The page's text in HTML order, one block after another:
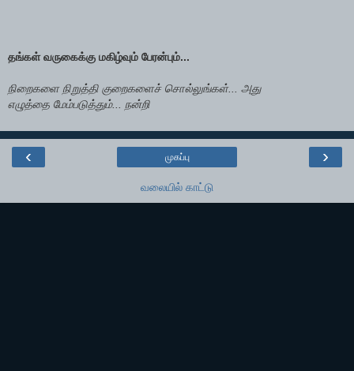
தங்கள் வருகைக்கு மகிழ்வும் பேரன்பும்...
நிறைகளை நிறுத்தி குறைகளைச் சொல்லுங்கள்... அது
எழுத்தை மேம்படுத்தும்... நன்றி
‹ ›
முகப்பு
வலையில் காட்டு